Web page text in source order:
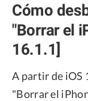
Cómo
"Borrar el
16.1.1]
A partir de iOS
"Borrar el